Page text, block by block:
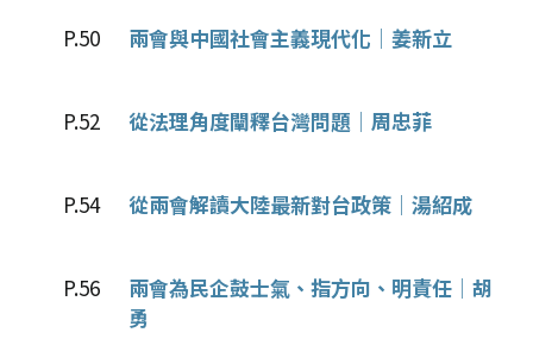
P.50 兩會與中國社會主義現代化│姜新立
P.52 從法理角度闡釋台灣問題│周忠菲
P.54 從兩會解讀大陸最新對台政策│湯紹成
P.56
兩會為民企鼓士氣、指方向、明責任│胡
勇